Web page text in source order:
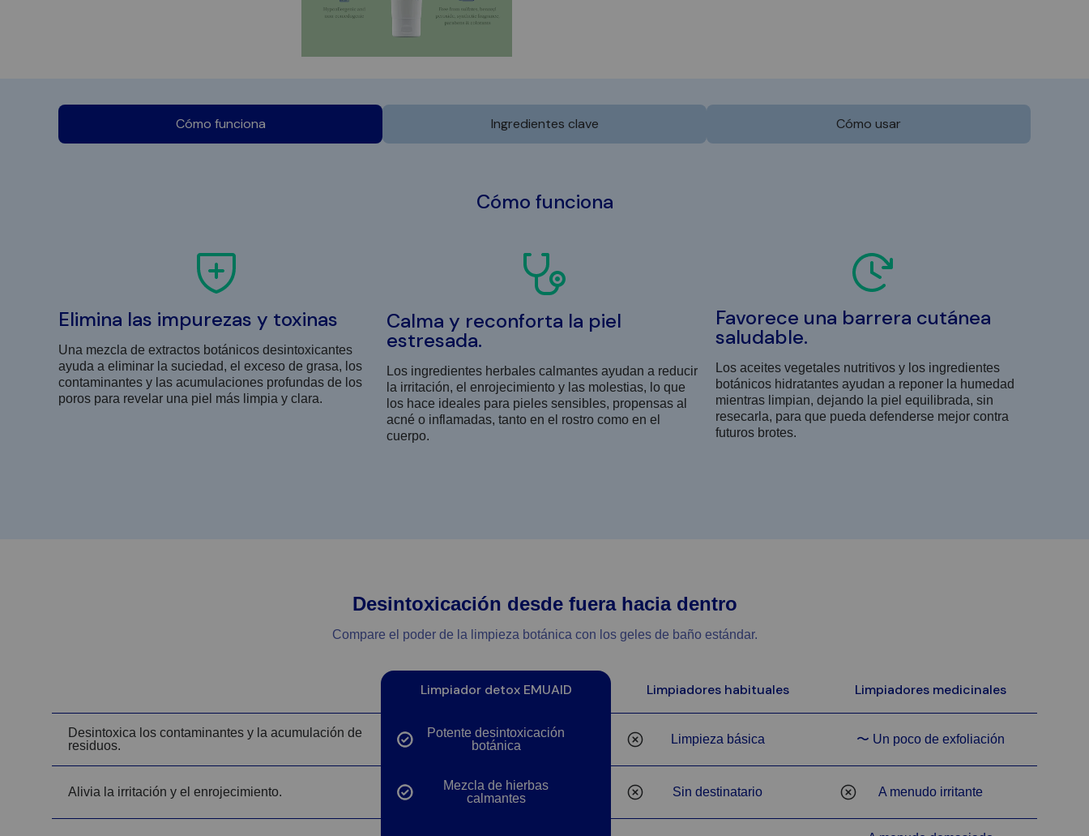
Cómo funciona Ingredientes clave Cómo usar
Cómo funciona
Elimina las impurezas y toxinas
Una mezcla de extractos botánicos desintoxicantes
ayuda a eliminar la suciedad, el exceso de grasa, los
contaminantes y las acumulaciones profundas de los
poros para revelar una piel más limpia y clara.
Calma y reconforta la piel
estresada.
Los ingredientes herbales calmantes ayudan a reducir
la irritación, el enrojecimiento y las molestias, lo que
los hace ideales para pieles sensibles, propensas al
acné o inflamadas, tanto en el rostro como en el
cuerpo.
Favorece una barrera cutánea
saludable.
Los aceites vegetales nutritivos y los ingredientes
botánicos hidratantes ayudan a reponer la humedad
mientras limpian, dejando la piel equilibrada, sin
resecarla, para que pueda defenderse mejor contra
futuros brotes.
Desintoxicación desde fuera hacia dentro
Compare el poder de la limpieza botánica con los geles de baño estándar.
Limpiador detox EMUAID Limpiadores habituales Limpiadores medicinales
Desintoxica los contaminantes y la acumulación de
residuos.
Sí
Potente desintoxicación
botánica
No
Limpieza básica 〜 Un poco de exfoliación
Alivia la irritación y el enrojecimiento.
Sí
Mezcla de hierbas
calmantes
No
Sin destinatario
No
A menudo irritante